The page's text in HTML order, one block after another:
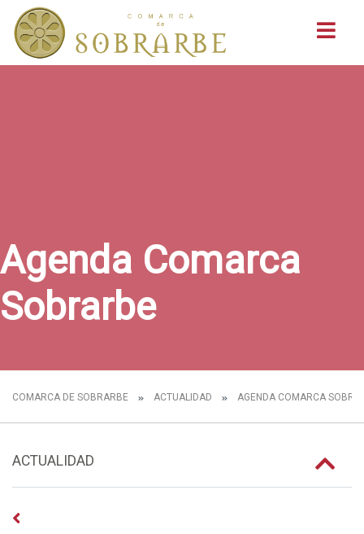
Agenda Comarca
Sobrarbe
COMARCA DE SOBRARBE ACTUALIDAD AGENDA COMARCA
ACTUALIDAD